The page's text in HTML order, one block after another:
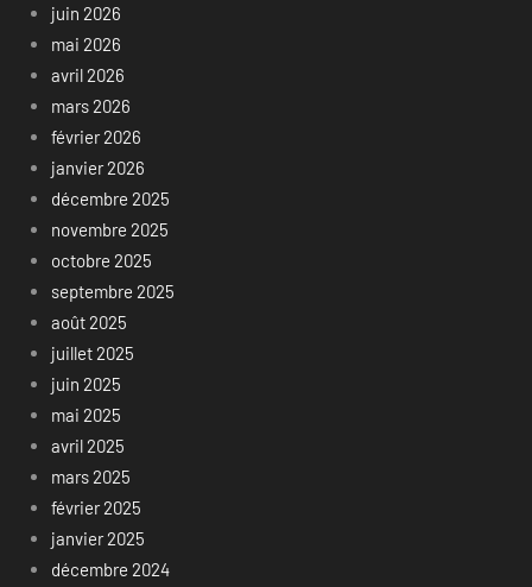
juin 2026
mai 2026
avril 2026
mars 2026
février 2026
janvier 2026
décembre 2025
novembre 2025
octobre 2025
septembre 2025
août 2025
juillet 2025
juin 2025
mai 2025
avril 2025
mars 2025
février 2025
janvier 2025
décembre 2024